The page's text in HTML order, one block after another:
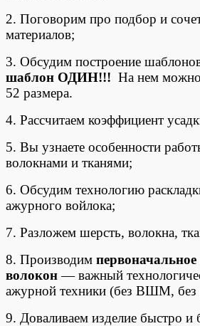
2. Поговорим про подбор и
материалов;
3. Обсудим построение
шаблон ОДИН!!! На нем можно
52 размера.
4. Рассчитаем коэффициент
5. Вы узнаете особенности
волокнами и тканями;
6. Обсудим технологию
ажурного войлока;
7. Разложем шерсть, волокна,
8. Производим первоначальное
волокон— важный
ажурной техники (без ВШМ, без
9. Доваливаем изделие быстро и